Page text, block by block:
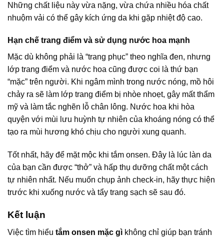
Những chất liệu này vừa nặng, vừa chứa nhiều hóa chất
nhuộm vải có thể gây kích ứng da khi gặp nhiệt độ cao.
Hạn chế trang điểm và sử dụng nước hoa mạnh
Mặc dù không phải là “trang phục” theo nghĩa đen, nhưng
lớp trang điểm và nước hoa cũng được coi là thứ bạn
“mặc” trên người. Khi ngâm mình trong nước nóng, mồ hôi
chảy ra sẽ làm lớp trang điểm bị nhòe nhoẹt, gây mất thẩm
mỹ và làm tắc nghẽn lỗ chân lông. Nước hoa khi hòa
quyện với mùi lưu huỳnh tự nhiên của khoáng nóng có thể
tạo ra mùi hương khó chịu cho người xung quanh.
Tốt nhất, hãy để mặt mộc khi tắm onsen. Đây là lúc làn da
của bạn cần được “thở” và hấp thụ dưỡng chất một cách
tự nhiên nhất. Nếu muốn chụp ảnh check-in, hãy thực hiện
trước khi xuống nước và tẩy trang sạch sẽ sau đó.
Kết luận
Việc tìm hiểu tắm onsen mặc gì không chỉ giúp bạn tránh